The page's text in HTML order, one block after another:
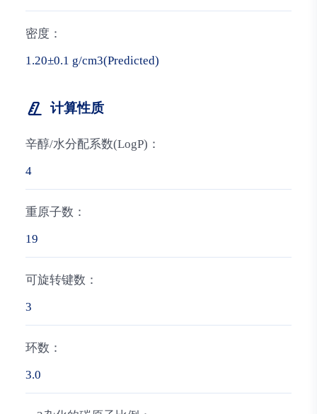
密度：
1.20±0.1 g/cm3(Predicted)
计算性质
辛醇/水分配系数(LogP)：
4
重原子数：
19
可旋转键数：
3
环数：
3.0